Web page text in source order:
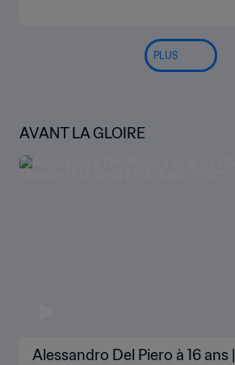
PLUS
AVANT LA GLOIRE
Alessandro Del Piero à 16 ans |